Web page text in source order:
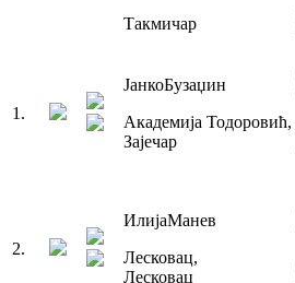
Такмичар
1 .
ЈанкоБузаџин
Академија Тодоровић,
Зајечар
2.
ИлијаМанев
Лесковац,
Лесковац